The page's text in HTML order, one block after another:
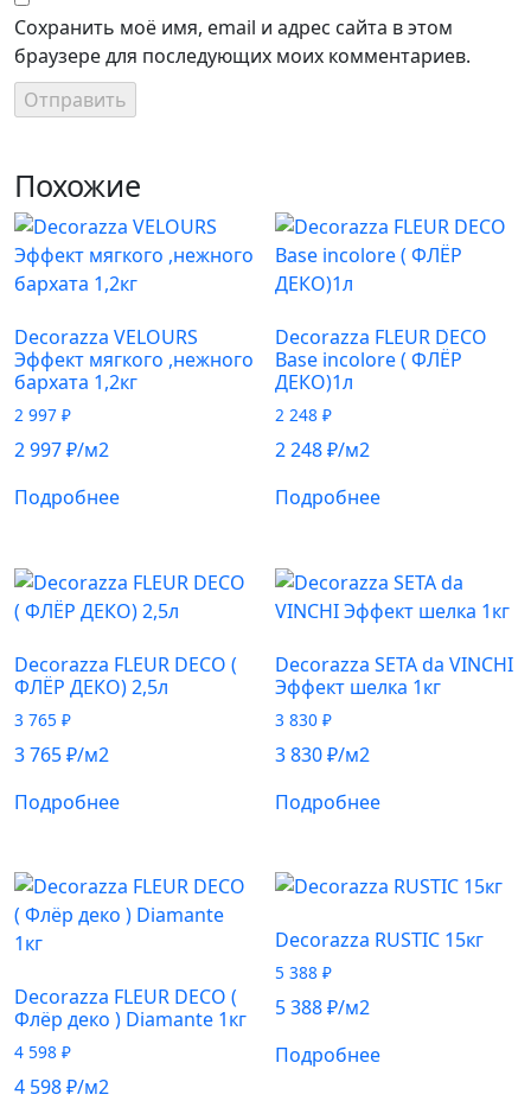
Сохранить моё имя, email и адрес сайта в этом
браузере для последующих моих комментариев.
Похожие
Decorazza VELOURS
Эффект мягкого ,нежного
бархата 1,2кг
2 997 ₽
2 997₽/м2
Подробнее
Decorazza FLEUR DECO
Base incolore ( ФЛЁР
ДЕКО)1л
2 248₽
2 248₽/м2
Подробнее
Decorazza FLEUR DECO (
ФЛЁР ДЕКО) 2,5л
3 765 ₽
3 765₽/м2
Подробнее
Decorazza SETA da VINCHI
Эффект шелка 1кг
3 830₽
3 830₽/м2
Подробнее
Decorazza FLEUR DECO (
Флёр деко ) Diamante 1кг
4 598 ₽
4 598₽/м2
Decorazza RUSTIC 15кг
5 388₽
5 388₽/м2
Подробнее